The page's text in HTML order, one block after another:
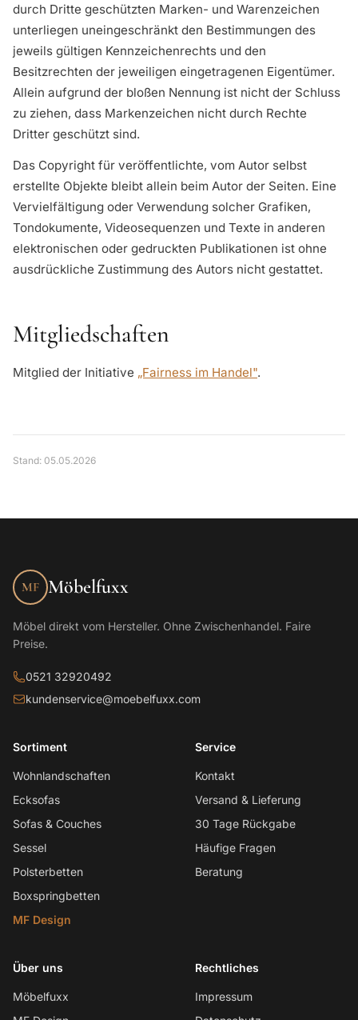
durch Dritte geschützten Marken- und Warenzeichen
unterliegen uneingeschränkt den Bestimmungen des
jeweils gültigen Kennzeichenrechts und den
Besitzrechten der jeweiligen eingetragenen Eigentümer.
Allein aufgrund der bloßen Nennung ist nicht der Schluss
zu ziehen, dass Markenzeichen nicht durch Rechte
Dritter geschützt sind.
Das Copyright für veröffentlichte, vom Autor selbst
erstellte Objekte bleibt allein beim Autor der Seiten. Eine
Vervielfältigung oder Verwendung solcher Grafiken,
Tondokumente, Videosequenzen und Texte in anderen
elektronischen oder gedruckten Publikationen ist ohne
ausdrückliche Zustimmung des Autors nicht gestattet.
Mitgliedschaften
Mitglied der Initiative „Fairness im Handel".
Stand: 05.05.2026
MF Möbelfuxx
Möbel direkt vom Hersteller. Ohne Zwischenhandel. Faire
Preise.
0521 32920492
kundenservice@moebelfuxx.com
Sortiment
Wohnlandschaften
Ecksofas
Sofas & Couches
Sessel
Polsterbetten
Boxspringbetten
MF Design
Service
Kontakt
Versand & Lieferung
30 Tage Rückgabe
Häufige Fragen
Beratung
Über uns
Möbelfuxx
Rechtliches
Impressum